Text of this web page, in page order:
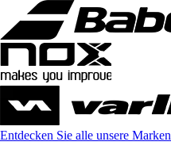
Entdecken Sie alle unsere Marken